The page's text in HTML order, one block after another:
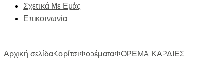
Σχετικά Με Εμάς
Επικοινωνία
Αρχική σελίδαΚορίτσιΦορέματαΦΟΡΕΜΑ ΚΑΡΔΙΕΣ